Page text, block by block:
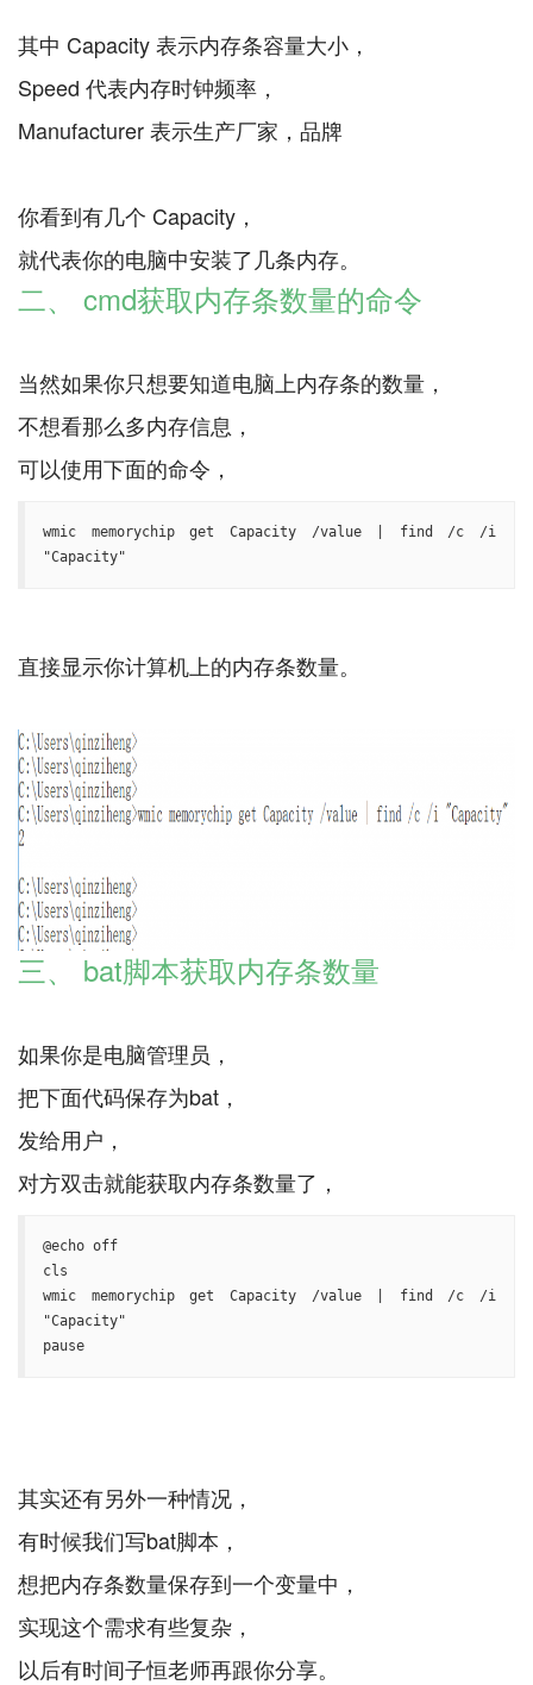
其中 Capacity 表示内存条容量大小，
Speed 代表内存时钟频率，
Manufacturer 表示生产厂家，品牌
你看到有几个 Capacity，
二、 cmd获取内存条数量的命令
当然如果你只想要知道电脑上内存条的数量，
不想看那么多内存信息，
wmic memorychip get Capacity /value | find /c /i
"Capacity"
直接显示你计算机上的内存条数量。
三、 bat脚本获取内存条数量
如果你是电脑管理员，
把下面代码保存为bat，
发给用户，
@echo off
cls
wmic memorychip get Capacity /value | find /c /i
"Capacity"
pause
其实还有另外一种情况，
有时候我们写bat脚本，
想把内存条数量保存到一个变量中，
实现这个需求有些复杂，
以后有时间子恒老师再跟你分享。